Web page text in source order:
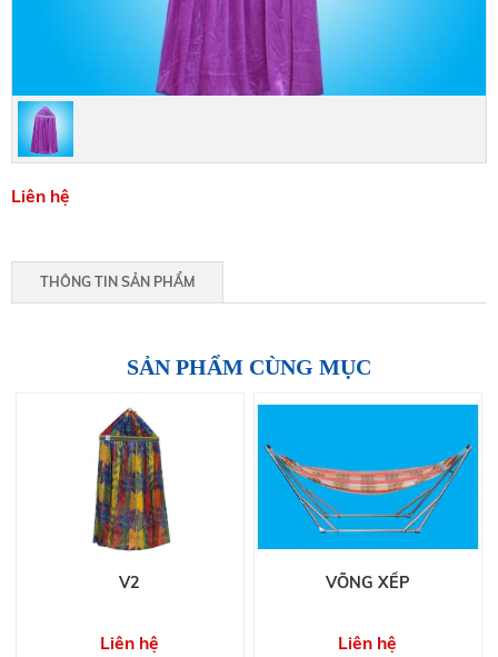
Liên hệ
THÔNG TIN SẢN PHẨM
SẢN PHẨM CÙNG MỤC
V2
Liên hệ
VÕNG XẾP
Liên hệ